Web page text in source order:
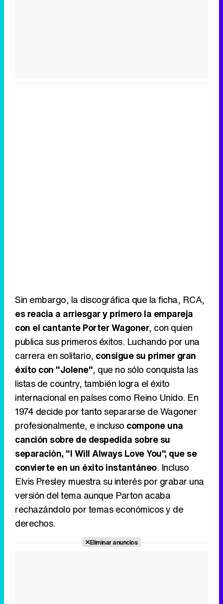
Sin embargo, la discográfica que la ficha, RCA,
es reacia a arriesgar y primero la empareja
con el cantante Porter Wagoner, con quien
publica sus primeros éxitos. Luchando por una
carrera en solitario, consigue su primer gran
éxito con "Jolene", que no sólo conquista las
listas de country, también logra el éxito
internacional en países como Reino Unido. En
1974 decide por tanto separarse de Wagoner
profesionalmente, e incluso compone una
canción sobre de despedida sobre su
separación, "I Will Always Love You", que se
convierte en un éxito instantáneo. Incluso
Elvis Presley muestra su interés por grabar una
versión del tema aunque Parton acaba
rechazándolo por temas económicos y de
derechos.
Eliminar anuncios